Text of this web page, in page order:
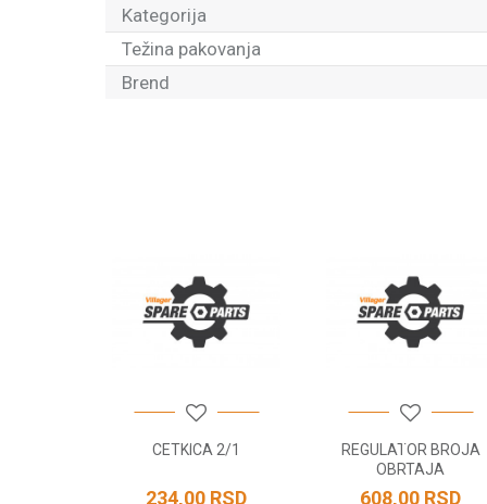
Kategorija
Težina pakovanja
Brend
POŠALJI
CETKICA 2/1
234,00 RSD
REGULATOR BROJA
OBRTAJA
608,00 RSD